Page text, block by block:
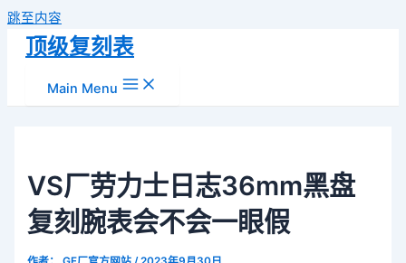
跳至内容
顶级复刻表
Main Menu
VS厂劳力士日志36mm黑盘
复刻腕表会不会一眼假